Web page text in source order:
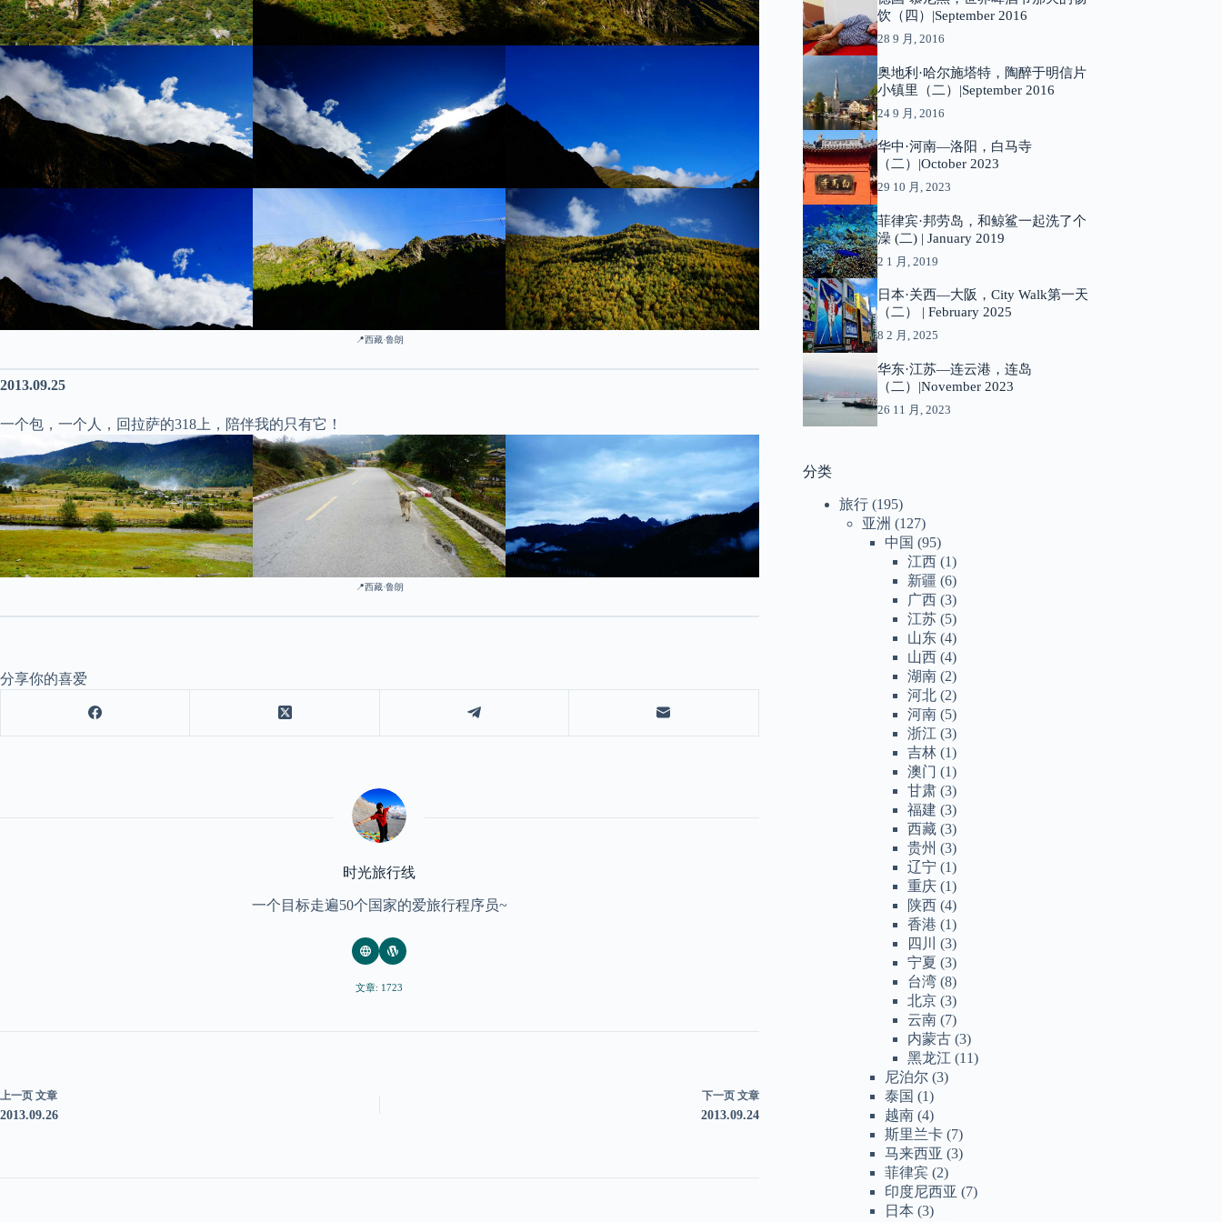
📍西藏·鲁朗
2013.09.25
一个包，一个人，回拉萨的318上，陪伴我的只有它！
📍西藏·鲁朗
分享你的喜爱
时光旅行线
一个目标走遍50个国家的爱旅行程序员~
文章: 1723
上一页 文章
2013.09.26
下一页 文章
2013.09.24
饮（四）|September 2016
28 9 月, 2016
奥地利·哈尔施塔特，陶醉于明信片
小镇里（二）|September 2016
24 9 月, 2016
华中·河南—洛阳，白马寺
（二）|October 2023
29 10 月, 2023
菲律宾·邦劳岛，和鲸鲨一起洗了个
澡 (二) | January 2019
2 1 月, 2019
日本·关西—大阪，City Walk第一天
（二） | February 2025
8 2 月, 2025
华东·江苏—连云港，连岛
（二）|November 2023
26 11 月, 2023
分类
旅行 (195)
亚洲 (127)
中国 (95)
江西 (1)
新疆 (6)
广西 (3)
江苏 (5)
山东 (4)
山西 (4)
湖南 (2)
河北 (2)
河南 (5)
浙江 (3)
吉林 (1)
澳门 (1)
甘肃 (3)
福建 (3)
西藏 (3)
贵州 (3)
辽宁 (1)
重庆 (1)
陕西 (4)
香港 (1)
四川
(3)
宁夏 (3)
台湾 (8)
北京 (3)
云南 (7)
内蒙古 (3)
黑龙江 (11)
尼泊尔 (3)
泰国 (1)
越南 (4)
斯里兰卡 (7)
马来西亚 (3)
菲律宾 (2)
印度尼西亚 (7)
日本 (3)